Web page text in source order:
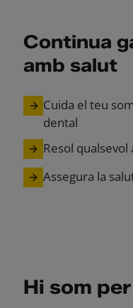
Continua
amb salut
Cuida el teu
dental
Resol qualsevol
Assegura la
Hi som